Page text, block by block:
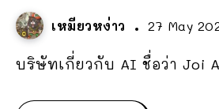
เหมียวหง่าว 27 May
บริษัทเกี่ยวกับ AI ชื่อว่า Joi